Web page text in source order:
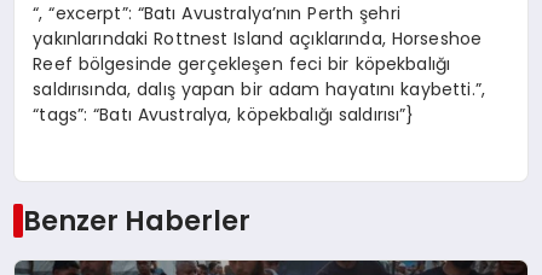
“, “excerpt”: “Batı Avustralya’nın Perth şehri
yakınlarındaki Rottnest Island açıklarında, Horseshoe
Reef bölgesinde gerçekleşen feci bir köpekbalığı
saldırısında, dalış yapan bir adam hayatını kaybetti.”,
“tags”: “Batı Avustralya, köpekbalığı saldırısı”}
Benzer Haberler